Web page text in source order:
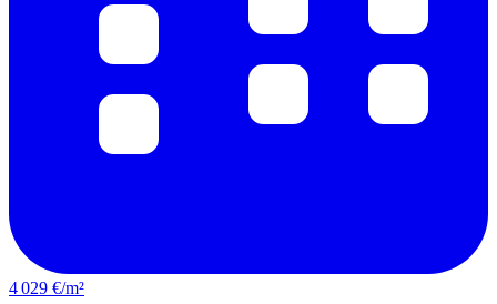
4 029 €/m²